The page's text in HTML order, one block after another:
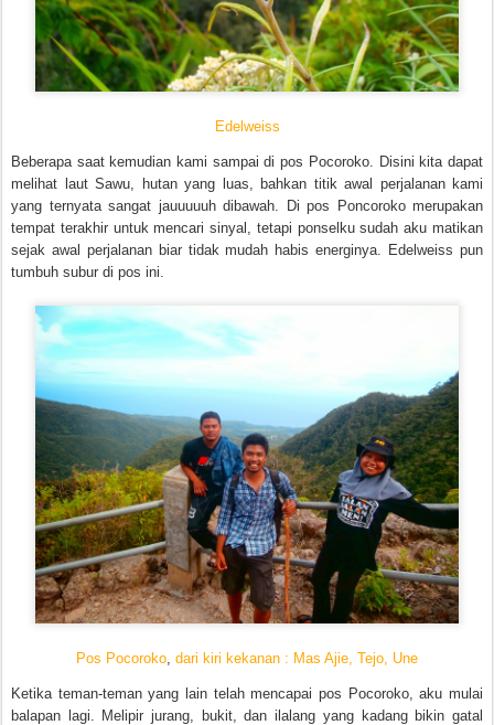
Edelweiss
Beberapa saat kemudian kami sampai di pos Pocoroko. Disini kita dapat
melihat laut Sawu, hutan yang luas, bahkan titik awal perjalanan kami
yang ternyata sangat jauuuuuh dibawah. Di pos Poncoroko merupakan
tempat terakhir untuk mencari sinyal, tetapi ponselku sudah aku matikan
sejak awal perjalanan biar tidak mudah habis energinya. Edelweiss pun
tumbuh subur di pos ini.
Pos Pocoroko, dari kiri kekanan : Mas Ajie, Tejo, Une
Ketika teman-teman yang lain telah mencapai pos Pocoroko, aku mulai
balapan lagi. Melipir jurang, bukit, dan ilalang yang kadang bikin gatal